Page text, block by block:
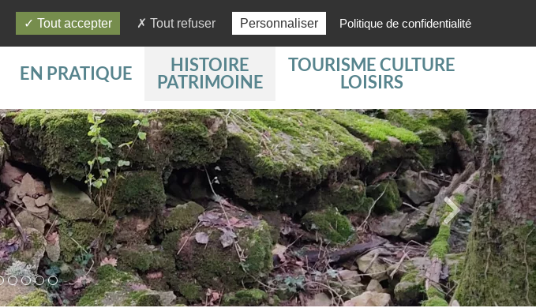
Actus 03 84 51 61 97
EN PRATIQUE
HISTOIRE
PATRIMOINE
TOURISME CULTURE
LOISIRS
Tout accepter Tout refuser Personnaliser Politique de confidentialité